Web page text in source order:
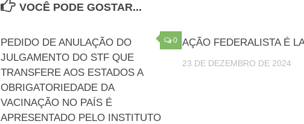
VOCÊ PODE GOSTAR...
0
PEDIDO DE ANULAÇÃO DO
JULGAMENTO DO STF QUE
TRANSFERE AOS ESTADOS A
OBRIGATORIEDADE DA
VACINAÇÃO NO PAÍS É
APRESENTADO PELO INSTITUTO
AÇÃO FEDERALISTA É
23 DE DEZEMBRO DE 2024